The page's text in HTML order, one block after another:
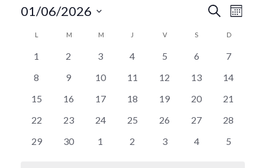
de
vues
Recherche
Mois
01/06/2026
date.
Calendrier
de
Évènements
L M M J V S D
0
1
0
2
0
3
0
4
0
5
0
6
0
7
0
8
0
9
0
10
0
11
0
12
0
13
0
14
0
15
0
16
0
17
0
18
0
19
0
20
0
21
0
22
0
23
0
24
0
25
0
26
0
27
0
28
0
29
0
30
0
1
0
2
0
3
0
4
0
5